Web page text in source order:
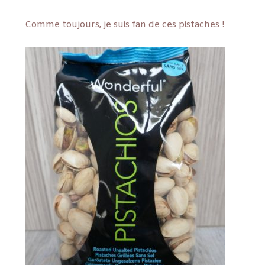
Comme toujours, je suis fan de ces pistaches !